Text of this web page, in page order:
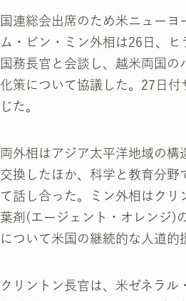
国連総会出席のため米ニューヨ
ム・ビン・ミン外相は26日、
国務長官と会談し、越米両国の
化策について協議した。27日
じた。
両外相はアジア太平洋地域の構
交換したほか、科学と教育分野
て話し合った。ミン外相はクリ
葉剤(エージェント・オレンジ)
について米国の継続的な人道的
クリントン長官は、米ゼネラル